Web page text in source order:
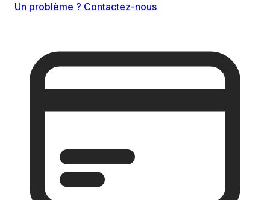
Un problème ? Contactez-nous